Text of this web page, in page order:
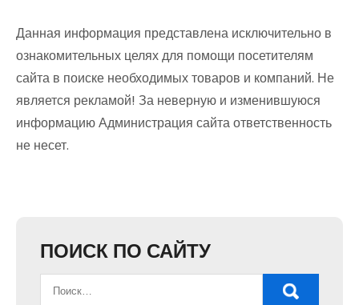
Данная информация представлена исключительно в
ознакомительных целях для помощи посетителям
сайта в поиске необходимых товаров и компаний. Не
является рекламой! За неверную и изменившуюся
информацию Администрация сайта ответственность
не несет.
ПОИСК ПО САЙТУ